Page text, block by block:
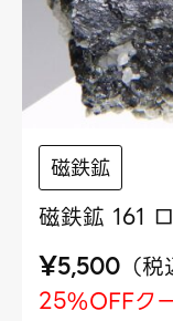
磁鉄鉱
磁鉄鉱 161
¥5,500 （税
25%OFFク